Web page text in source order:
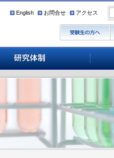
English お問合せ アクセス